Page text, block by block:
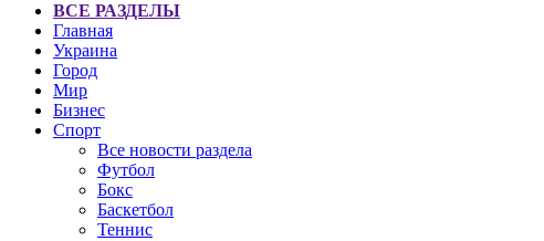
ВСЕ РАЗДЕЛЫ
Главная
Украина
Город
Мир
Бизнес
Спорт
Все новости раздела
Футбол
Бокс
Баскетбол
Теннис